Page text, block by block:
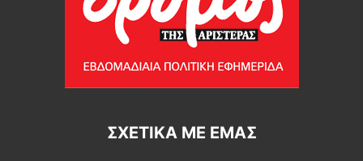
ΣΧΕΤΙΚΆ ΜΕ ΕΜΆΣ